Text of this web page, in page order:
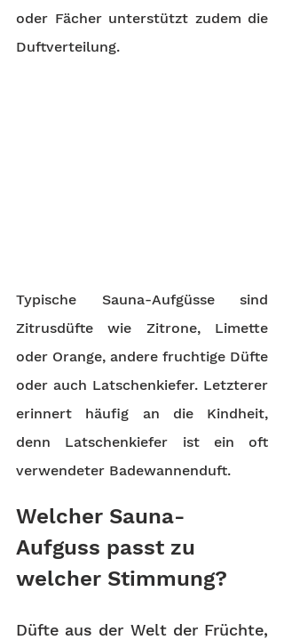
oder Fächer unterstützt zudem die
Duftverteilung.
Typische Sauna-Aufgüsse sind
Zitrusdüfte wie Zitrone, Limette
oder Orange, andere fruchtige Düfte
oder auch Latschenkiefer. Letzterer
erinnert häufig an die Kindheit,
denn Latschenkiefer ist ein oft
verwendeter Badewannenduft.
Welcher Sauna-
Aufguss passt zu
welcher Stimmung?
Düfte aus der Welt der Früchte,